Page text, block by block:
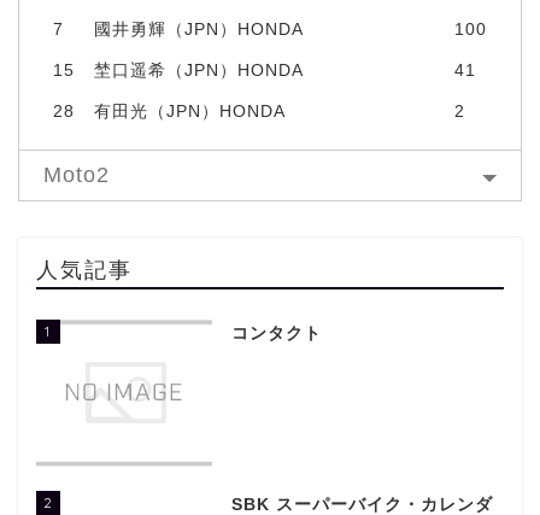
7 國井勇輝（JPN）HONDA 100
15 埜口遥希（JPN）HONDA 41
28 有田光（JPN）HONDA 2
Moto2
人気記事
1 コンタクト
2
SBK スーパーバイク・カレンダ